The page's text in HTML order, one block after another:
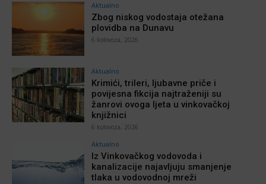
Aktualno
Zbog niskog vodostaja otežana
plovidba na Dunavu
6 kolovoza, 2026
Aktualno
Krimići, trileri, ljubavne priče i
povijesna fikcija najtraženiji su
žanrovi ovoga ljeta u vinkovačkoj
knjižnici
6 kolovoza, 2026
Aktualno
Iz Vinkovačkog vodovoda i
kanalizacije najavljuju smanjenje
tlaka u vodovodnoj mreži